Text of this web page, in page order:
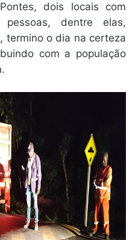
dois locais com
dentre elas,
termino o dia na certeza
com a população